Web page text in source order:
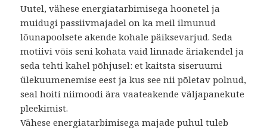
Uutel, vähese energiatarbimisega hoonetel ja
muidugi passiivmajadel on ka meil ilmunud
lõunapoolsete akende kohale päiksevarjud. Seda
motiivi võis seni kohata vaid linnade äriakendel ja
seda tehti kahel põhjusel: et kaitsta siseruumi
ülekuumenemise eest ja kus see nii põletav polnud,
seal hoiti niimoodi ära vaateakende väljapanekute
pleekimist.
Vähese energiatarbimisega majade puhul tuleb